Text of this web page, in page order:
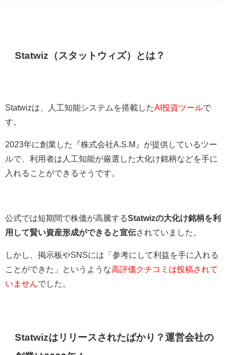
Statwiz（スタットウィズ）とは？
Statwizは、人工知能システムを搭載したAI投資ツールで
す。
2023年に創業した『株式会社A.S.M』が提供しているツー
ルで、利用者は人工知能が厳選した大化け銘柄などを手に
入れることができるそうです。
公式では短期間で株価が高騰するStatwizの大化け銘柄を利
用して賢い資産形成ができると宣伝されていました。
しかし、掲示板やSNSには「参考にして利益を手に入れる
ことができた」というような高評価クチコミは投稿されて
いません でした。
Statwizはリリースされたばかり？運営会社の